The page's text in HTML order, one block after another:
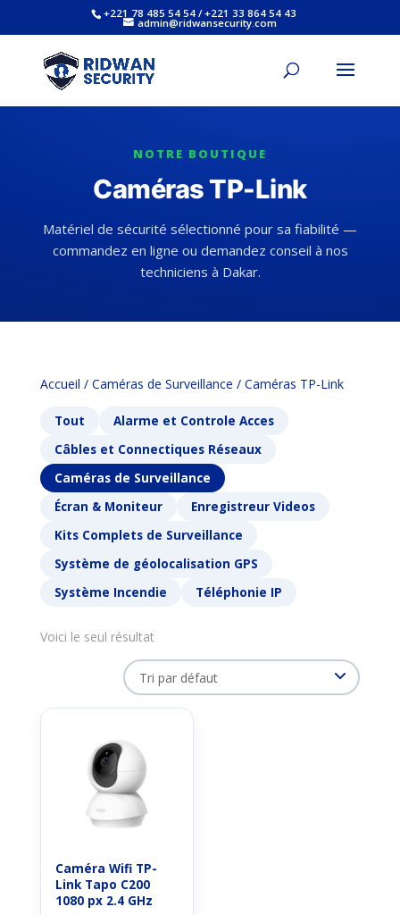
+221 78 485 54 54 / +221 33 864 54 43
admin@ridwansecurity.com
NOTRE BOUTIQUE
Caméras TP-Link
Matériel de sécurité sélectionné pour sa fiabilité —
commandez en ligne ou demandez conseil à nos
techniciens à Dakar.
Accueil / Caméras de Surveillance / Caméras TP-Link
Tout
Alarme et Controle Acces
Câbles et Connectiques Réseaux
Caméras de Surveillance
Écran & Moniteur
Enregistreur Videos
Kits Complets de Surveillance
Système de géolocalisation GPS
Système Incendie
Téléphonie IP
Voici le seul résultat
Caméra Wifi TP-
Link Tapo C200
1080 px 2.4 GHz